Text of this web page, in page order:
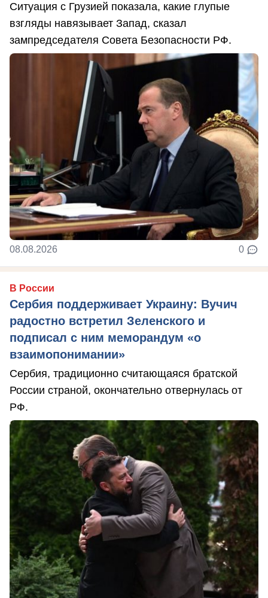
Ситуация с Грузией показала, какие глупые
взгляды навязывает Запад, сказал
зампредседателя Совета Безопасности РФ.
08.08.2026 0
В России
Сербия поддерживает Украину: Вучич
радостно встретил Зеленского и
подписал с ним меморандум «о
взаимопонимании»
Сербия, традиционно считающаяся братской
России страной, окончательно отвернулась от
РФ.